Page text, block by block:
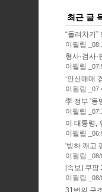
최근 글
“돌려차기
이필립
형사·검사
이필립
‘인신매매
이필립
李 정부 '동
이필립
이 대통령,
이필립
'빙하 깨고
이필립
08/
[속보] 쿠
이필립
08/
31번의 구